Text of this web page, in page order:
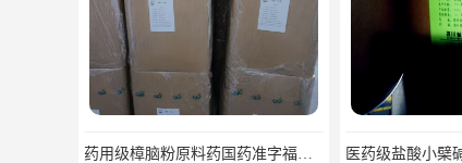
医药级盐酸小檗碱粉末原料可关联审评